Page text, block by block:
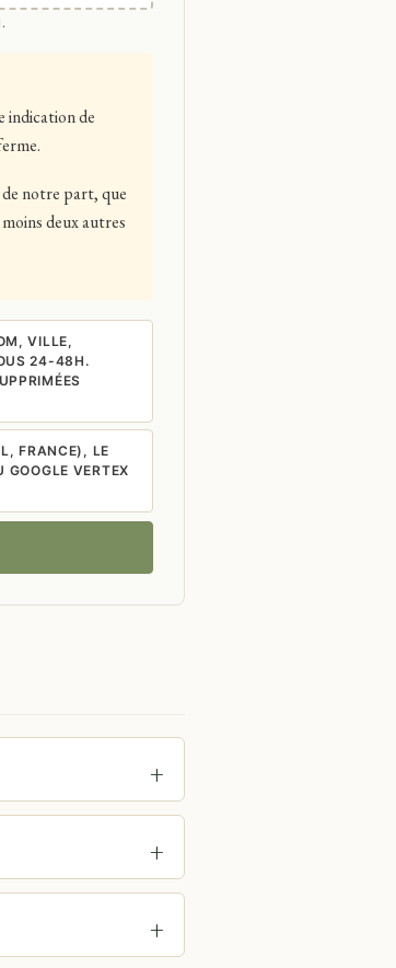
indication de
notre part, que
deux autres
VILLE,
24-48H.
FRANCE), LE
VERTEX